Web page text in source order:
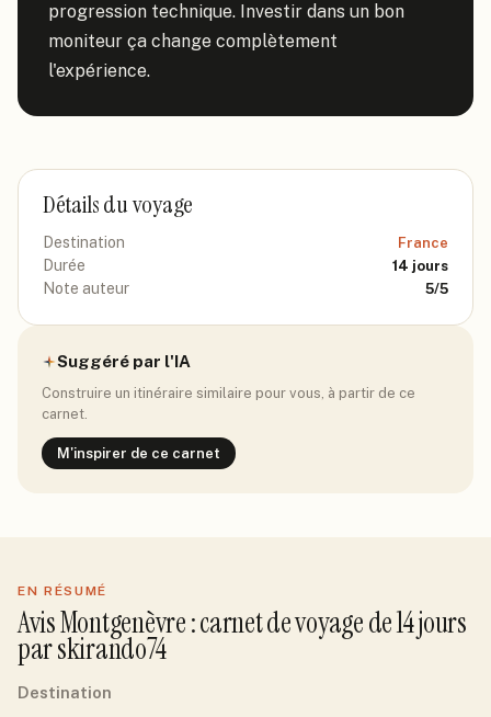
progression technique. Investir dans un bon
moniteur ça change complètement
l'expérience.
Détails du voyage
Destination France
Durée 14 jours
Note auteur 5/5
Suggéré par l'IA
Construire un itinéraire similaire pour vous, à partir de ce
carnet.
M'inspirer de ce carnet
EN RÉSUMÉ
AvisMontgenèvre: carnet de voyage de14jours
parskirando74
Destination